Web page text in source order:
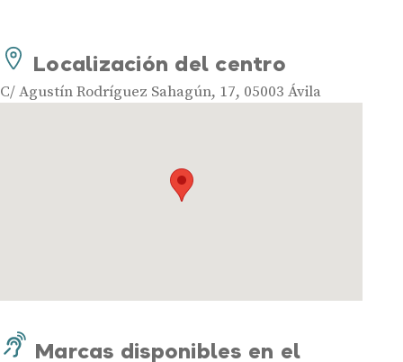
Localización del centro
C/ Agustín Rodríguez Sahagún, 17, 05003 Ávila
Marcas disponibles en el
Mejores marcas de audífonos
Tipos de audífonos para la sordera
Audífonos bluetooth
Audífonos inteligentes
Gafas auditivas
Gafas Nuance Audio